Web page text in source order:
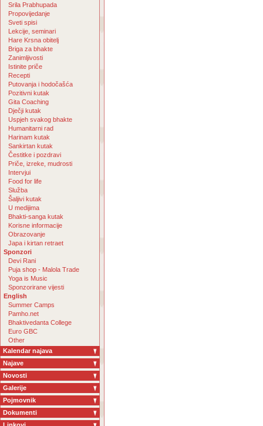
Srila Prabhupada
Propovijedanje
Sveti spisi
Lekcije, seminari
Hare Krsna obitelj
Briga za bhakte
Zanimljivosti
Istinite priče
Recepti
Putovanja i hodočašća
Pozitivni kutak
Gita Coaching
Dječji kutak
Uspjeh svakog bhakte
Humanitarni rad
Harinam kutak
Sankirtan kutak
Čestitke i pozdravi
Priče, izreke, mudrosti
Intervjui
Food for life
Služba
Šaljivi kutak
U medijima
Bhakti-sanga kutak
Korisne informacije
Obrazovanje
Japa i kirtan retraet
Sponzori
Devi Rani
Puja shop - Malola Trade
Yoga is Music
Sponzorirane vijesti
English
Summer Camps
Pamho.net
Bhaktivedanta College
Euro GBC
Other
Kalendar najava
Najave
Novosti
Galerije
Pojmovnik
Dokumenti